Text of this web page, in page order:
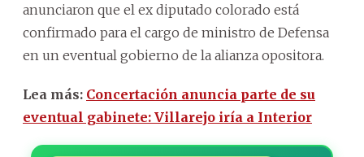
anunciaron que el ex diputado colorado está
confirmado para el cargo de ministro de Defensa
en un eventual gobierno de la alianza opositora.
Lea más: Concertación anuncia parte de su
eventual gabinete: Villarejo iría a Interior